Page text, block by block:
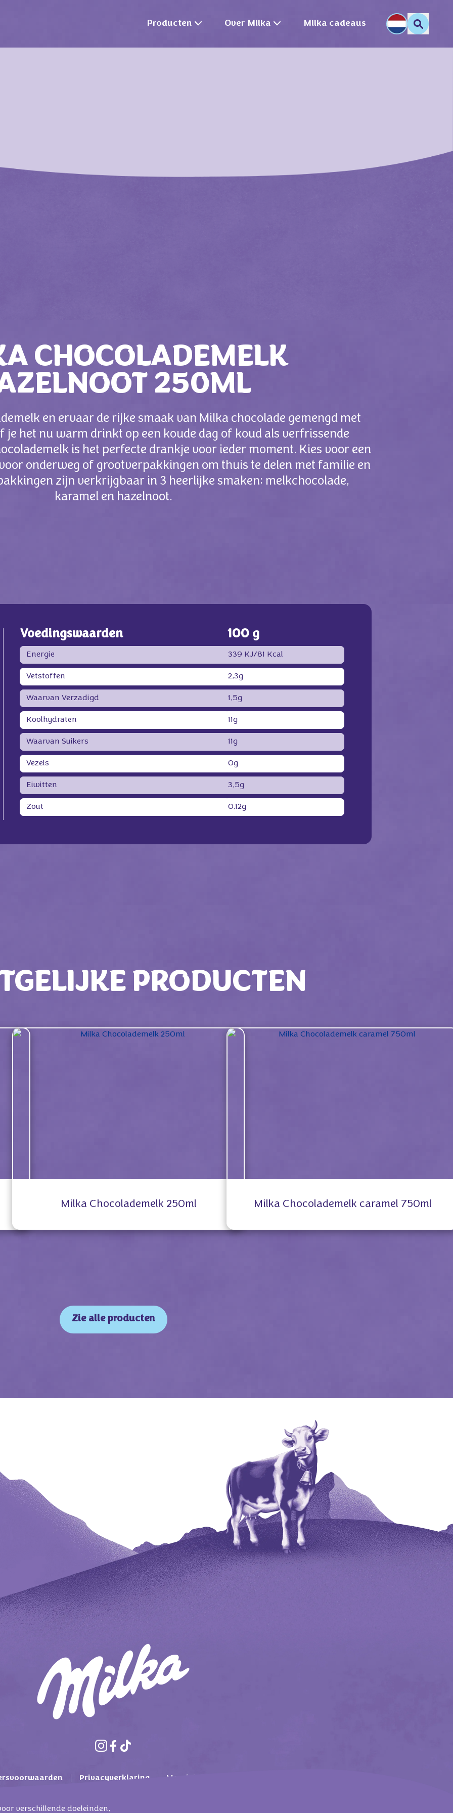
Producten Over Milka Milka cadeaus
CHOCOLADEMELK
250ML
en ervaar de rijke smaak van Milka chocolade gemengd met
je het nu warm drinkt op een koude dag of koud als verfrissende
is het perfecte drankje voor ieder moment. Kies voor een
onderweg of grootverpakkingen om thuis te delen met familie en
zijn verkrijgbaar in 3 heerlijke smaken: melkchocolade,
karamel en hazelnoot.
Voedingswaarden 100 g
Energie 339 KJ/81 Kcal
Vetstoffen 2,3g
Waarvan Verzadigd 1,5g
Koolhydraten 11g
Waarvan Suikers 11g
Vezels 0g
Eiwitten 3,5g
Zout 0,12g
PRODUCTEN
Milka Chocolademelk 250ml Milka Chocolademelk caramel 750ml
Zie alle producten
Privacyverklaring
Mondelez International
verschillende doeleinden,